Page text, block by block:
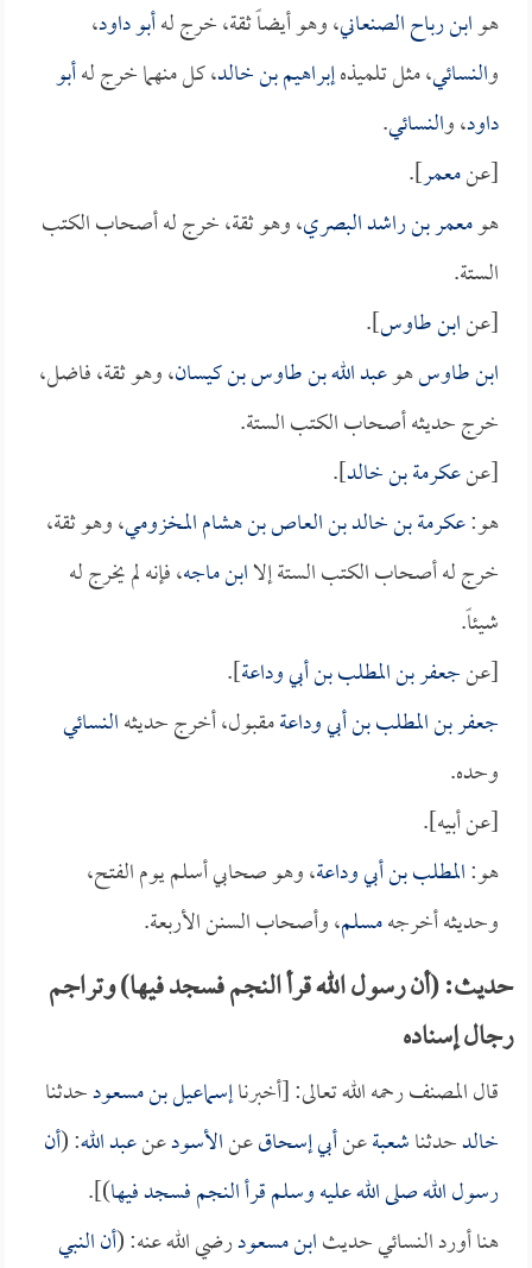
هوابن رباح الصنعاني، وهو أيضاً ثقة، خرج لهأبو داود،
والنسائي، مثل تلميذهإبراهيم بن خالد، كل منهما خرج لهأبو
داود، والنسائي.
[عنمعمر].
هومعمر بن راشد البصري، وهو ثقة، خرج له أصحاب الكتب
الستة.
[عنابن طاوس].
ابن طاوسهوعبد الله بن طاوس بن كيسان، وهو ثقة، فاضل،
خرج حديثه أصحاب الكتب الستة.
[عنعكرمة بن خالد].
هو:عكرمة بن خالد بن العاص بن هشام المخزومي، وهو ثقة،
خرج له أصحاب الكتب الستة إلاابن ماجه، فإنه لم يخرج له
شيئاً.
[عنجعفر بن المطلب بن أبي وداعة].
جعفر بن المطلب بن أبي وداعةمقبول، أخرج حديثهالنسائي
وحده.
[عن أبيه].
هو:المطلب بن أبي وداعة، وهو صحابي أسلم يوم الفتح،
وحديثه أخرجهمسلم، وأصحاب السنن الأربعة.
حديث: (أن رسول الله قرأ النجم فسجد فيها) وتراجم
رجال إسناده
قال المصنف رحمه الله تعالى: [أخبرناإسماعيل بن مسعودحدثنا
خالدحدثناشعبةعنأبي إسحاقعنالأسودعنعبد الله: (أن
رسول الله صلى الله عليه وسلم قرأ النجم فسجد فيها)].
هنا أورد النسائي حديثابن مسعودرضي الله عنه: (أن النبي